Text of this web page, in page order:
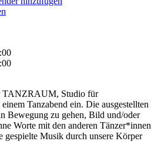
TANZRAUM, Studio für
Tanzabend ein. Die ausgestellten
Bewegung zu gehen, Bild und/oder
Worte mit den anderen Tänzer*innen
gespielte Musik durch unsere Körper